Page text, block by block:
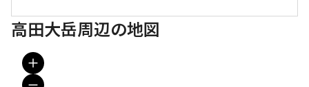
高田大岳周辺の地図